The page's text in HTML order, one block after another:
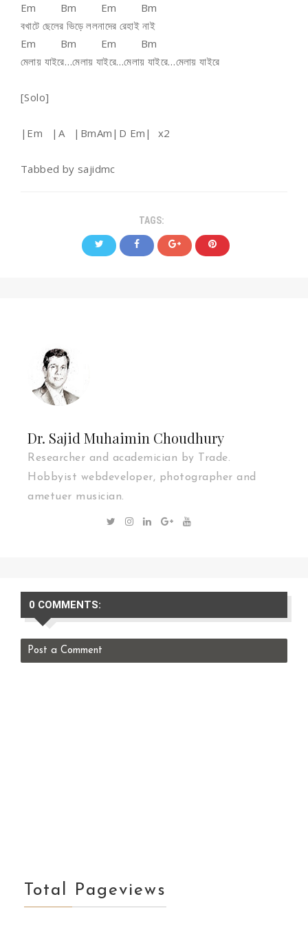
Em Bm Em Bm
বখাটে ছেলের ভিড়ে ললনাদের রেহাই নাই
Em Bm Em Bm
মেলায় যাইরে…মেলায় যাইরে…মেলায় যাইরে…মেলায় যাইরে
[Solo]
|Em |A |BmAm|D Em| x2
Tabbed by sajidmc
TAGS:
Dr. Sajid Muhaimin Choudhury
Researcher and academician by Trade.
Hobbyist webdeveloper, photographer and
ametuer musician.
0 COMMENTS:
Post a Comment
Total Pageviews